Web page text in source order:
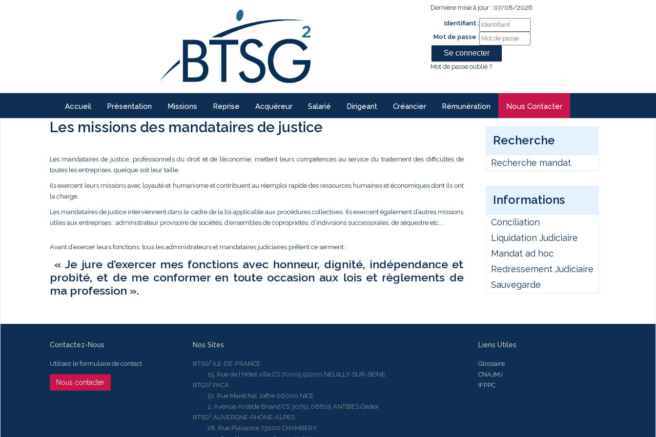
Dernière mise à jour : 07/08/2026
Identifiant :
Mot de passe :
Mot de passe oublié ?
Accueil Présentation Missions Reprise Acquéreur Salarié Dirigeant Créancier Rémunération Nous Contacter
Les missions des mandataires de justice
Les mandataires de justice, professionnels du droit et de l’économie, mettent leurs compétences au service du traitement des difficultés de
toutes les entreprises, quelque soit leur taille.
Ils exercent leurs missions avec loyauté et humanisme et contribuent au réemploi rapide des ressources humaines et économiques dont ils ont
la charge.
Les mandataires de justice interviennent dans le cadre de la loi applicable aux procédures collectives. Ils exercent également d’autres missions
utiles aux entreprises : administrateur provisoire de sociétés, d’ensembles de copropriétés, d’indivisions successorales, de séquestre etc....
Avant d’exercer leurs fonctions, tous les administrateurs et mandataires judiciaires prêtent ce serment :
« Je jure d’exercer mes fonctions avec honneur, dignité, indépendance et
probité, et de me conformer en toute occasion aux lois et règlements de
ma profession ».
Recherche
Recherche mandat
Informations
Conciliation
Liquidation Judiciaire
Mandat ad hoc
Redressement Judiciaire
Sauvegarde
Contactez-Nous
Utilisez le formulaire de contact
Nous contacter
Nos Sites
BTSG² ILE-DE-FRANCE
15, Rue de l'Hôtel ville CS 70005 92200 NEUILLY-SUR-SEINE
BTGS² PACA
51, Rue Maréchal Joffre 06000 NICE
2, Avenue Aristide Briand CS 30751 06605 ANTIBES Cedex
BTSG² AUVERGNE-RHÔNE-ALPES
28, Rue Plaisance 73000 CHAMBERY
Liens Utiles
Glossaire
CNAJMJ
IFPPC